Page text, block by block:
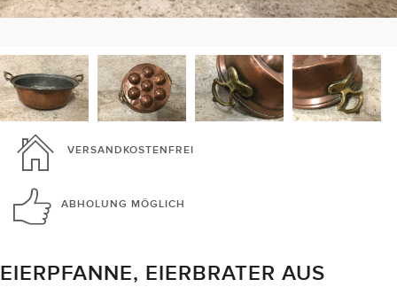
VERSANDKOSTENFREI
ABHOLUNG MÖGLICH
EIERPFANNE, EIERBRATER AUS